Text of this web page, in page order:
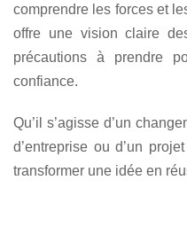
comprendre les forces et
offre une vision claire
précautions à prendre
confiance.
Qu’il s’agisse d’un
d’entreprise ou d’un
transformer une idée en